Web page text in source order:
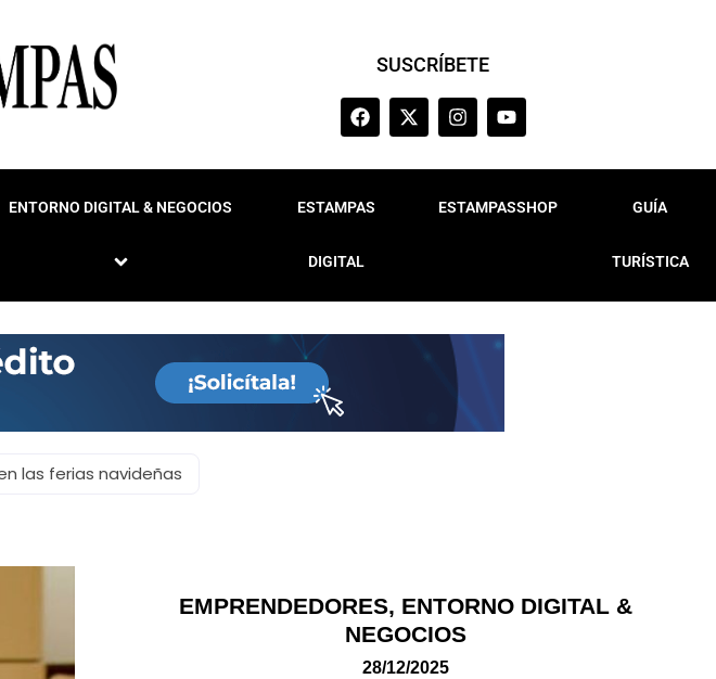
SUSCRÍBETE
ENTORNO DIGITAL & NEGOCIOS ESTAMPAS
DIGITAL
ESTAMPASSHOP GUÍA
TURÍSTICA
las ferias navideñas
EMPRENDEDORES, ENTORNO DIGITAL &
NEGOCIOS
28/12/2025